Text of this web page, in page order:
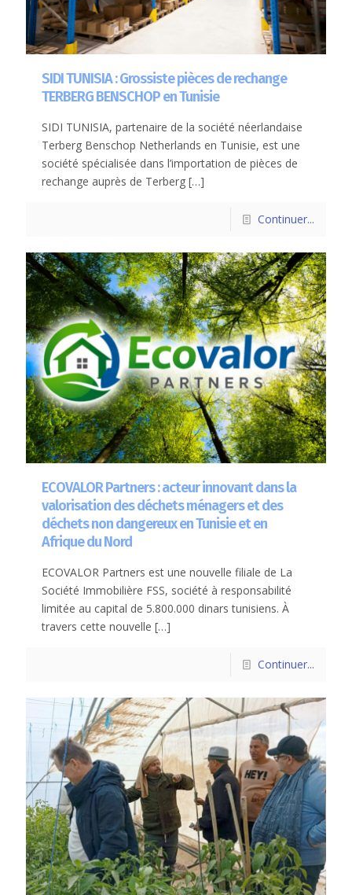
SIDI TUNISIA : Grossiste pièces de rechange
TERBERG BENSCHOP en Tunisie
SIDI TUNISIA, partenaire de la société néerlandaise
Terberg Benschop Netherlands en Tunisie, est une
société spécialisée dans l’importation de pièces de
rechange auprès de Terberg […]
Continuer...
ECOVALOR Partners : acteur innovant dans la
valorisation des déchets ménagers et des
déchets non dangereux en Tunisie et en
Afrique du Nord
ECOVALOR Partners est une nouvelle filiale de La
Société Immobilière FSS, société à responsabilité
limitée au capital de 5.800.000 dinars tunisiens. À
travers cette nouvelle […]
Continuer...